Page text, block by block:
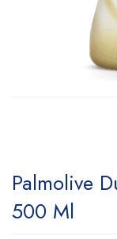
Palmolive
500 Ml